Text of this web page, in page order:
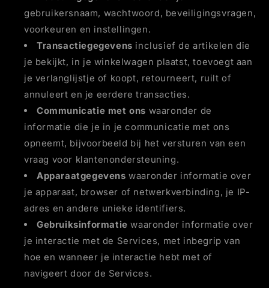
gebruikersnaam, wachtwoord, beveiligingsvragen,
voorkeuren en instellingen.
Transactiegegevens inclusief de artikelen die
je bekijkt, in je winkelwagen plaatst, toevoegt aan
je verlanglijstje of koopt, retourneert, ruilt of
annuleert en je eerdere transacties.
Communicatie met ons waaronder de
informatie die je in je communicatie met ons
opneemt, bijvoorbeeld bij het versturen van een
vraag voor klantenondersteuning.
Apparaatgegevens waaronder informatie over
je apparaat, browser of netwerkverbinding, je IP-
adres en andere unieke identifiers.
Gebruiksinformatie waaronder informatie over
je interactie met de Services, met inbegrip van
hoe en wanneer je interactie hebt met of
navigeert door de Services.